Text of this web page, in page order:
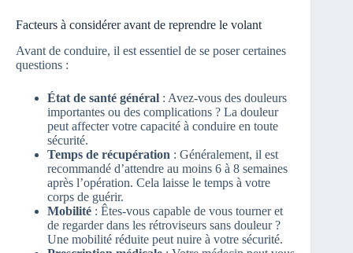
Facteurs à considérer avant de reprendre le volant
Avant de conduire, il est essentiel de se poser certaines
questions :
État de santé général : Avez-vous des douleurs
importantes ou des complications ? La douleur
peut affecter votre capacité à conduire en toute
sécurité.
Temps de récupération : Généralement, il est
recommandé d’attendre au moins 6 à 8 semaines
après l’opération. Cela laisse le temps à votre
corps de guérir.
Mobilité : Êtes-vous capable de vous tourner et
de regarder dans les rétroviseurs sans douleur ?
Une mobilité réduite peut nuire à votre sécurité.